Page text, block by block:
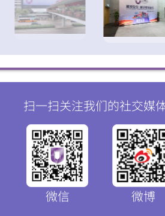
扫一扫关注我们的社交媒
微信 微博